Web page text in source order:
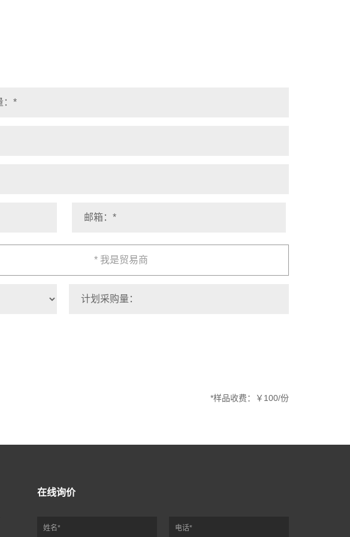
* 我是贸易商
*样品收费：￥100/份
在线询价